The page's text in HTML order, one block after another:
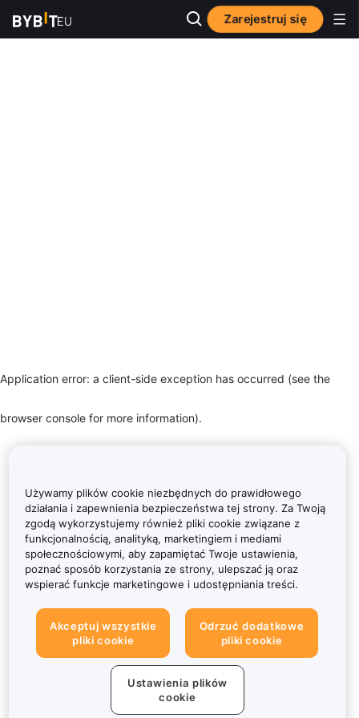
Zarejestruj się
Application error: a client-side exception has occurred (see the
browser console for more information).
Używamy plików cookie niezbędnych do prawidłowego
działania i zapewnienia bezpieczeństwa tej strony. Za Twoją
zgodą wykorzystujemy również pliki cookie związane z
funkcjonalnością, analityką, marketingiem i mediami
społecznościowymi, aby zapamiętać Twoje ustawienia,
poznać sposób korzystania ze strony, ulepszać ją oraz
wspierać funkcje marketingowe i udostępniania treści.
Akceptuj wszystkie
pliki cookie
Odrzuć dodatkowe
pliki cookie
Ustawienia plików
cookie